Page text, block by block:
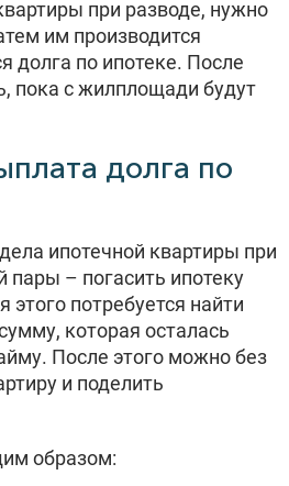
при разводе, нужно
им производится
долга по ипотеке. После
пока с жилплощади будут
долга по
ипотечной квартиры при
пары – погасить ипотеку
потребуется найти
которая осталась
После этого можно без
и поделить
образом: